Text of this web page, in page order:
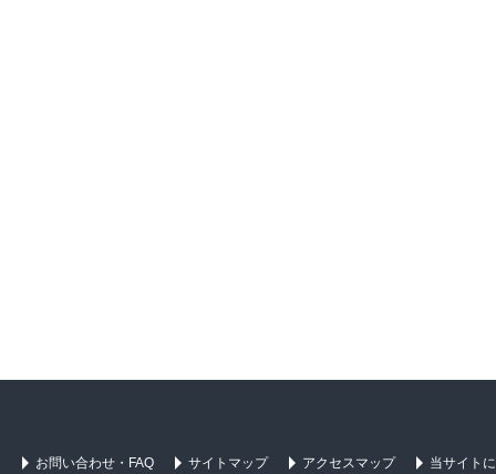
お問い合わせ・FAQ サイトマップ アクセスマップ 当サイト